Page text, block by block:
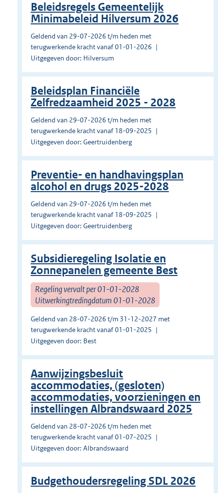
Beleidsregels Gemeentelijk
Minimabeleid Hilversum 2026
Geldend van 29-07-2026 t/m heden met
terugwerkende kracht vanaf 01-01-2026
Uitgegeven door: Hilversum
Beleidsplan Financiële
Zelfredzaamheid 2025 - 2028
Geldend van 29-07-2026 t/m heden met
terugwerkende kracht vanaf 18-09-2025
Uitgegeven door: Geertruidenberg
Preventie- en handhavingsplan
alcohol en drugs 2025-2028
Geldend van 29-07-2026 t/m heden met
terugwerkende kracht vanaf 18-09-2025
Uitgegeven door: Geertruidenberg
Subsidieregeling Isolatie en
Zonnepanelen gemeente Best
Regeling vervalt per 01-01-2028
Uitwerkingtredingdatum 01-01-2028
Geldend van 28-07-2026 t/m 31-12-2027 met
terugwerkende kracht vanaf 01-01-2025
Uitgegeven door: Best
Aanwijzingsbesluit
accommodaties, (gesloten)
accommodaties, voorzieningen en
instellingen Albrandswaard 2025
Geldend van 28-07-2026 t/m heden met
terugwerkende kracht vanaf 01-07-2025
Uitgegeven door: Albrandswaard
Budgethoudersregeling SDL 2026